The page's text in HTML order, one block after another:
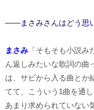
――まさみさんはどう思
まさみ 「そもそも小説
ん返しみたいな歌詞の曲
は、サビから入る曲とか
てて、こういう1曲を通
あまり求められていない